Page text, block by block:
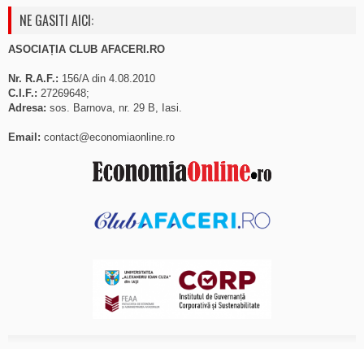
NE GASITI AICI:
ASOCIAȚIA CLUB AFACERI.RO
Nr. R.A.F.: 156/A din 4.08.2010
C.I.F.: 27269648;
Adresa: sos. Barnova, nr. 29 B, Iasi.
Email: contact@economiaonline.ro